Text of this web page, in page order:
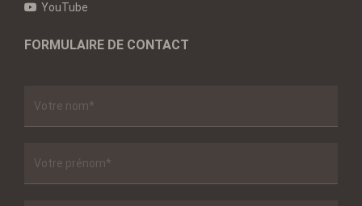
YouTube
FORMULAIRE DE CONTACT